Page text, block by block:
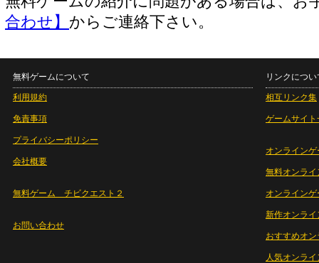
合わせ】 からご連絡下さい。
無料ゲームについて
利用規約
免責事項
プライバシーポリシー
会社概要
無料ゲーム チビクエスト２
お問い合わせ
リンクについ
相互リンク集
ゲームサイト
オンラインゲ
無料オンライ
オンライン
新作オンライ
おすすめオ
人気オンラ